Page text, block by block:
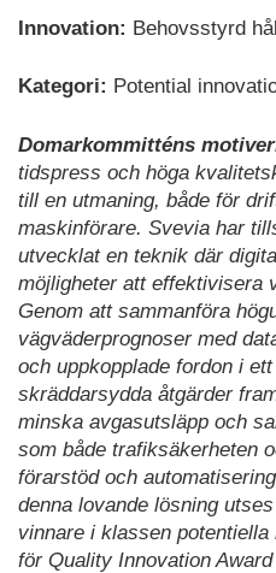
Innovation: Behovsstyrd
Kategori: Potential
Domarkommitténs
tidspress och höga
till en utmaning, både för
maskinförare. Svevia har
utvecklat en teknik där
möjligheter att effektivisera
Genom att sammanföra
vägväderprognoser med
och uppkopplade fordon i
skräddarsydda åtgärder
minska avgasutsläpp och
som både trafiksäkerheten
förarstöd och
denna lovande lösning
vinnare i klassen
för Quality Innovation Award